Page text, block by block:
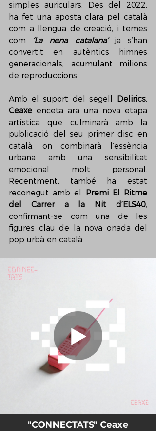
simples auriculars. Des del 2022,
ha fet una aposta clara pel català
com a llengua de creació, i temes
com
‘La nena catalana’ ja s’han
convertit en autèntics himnes
generacionals, acumulant milions
de reproduccions.
Amb el suport del segell Delirics
Ceaxe enceta ara una nova etapa
artística que culminarà amb la
publicació del seu primer disc en
català, on combinarà l’essència
urbana amb una sensibilitat
emocional molt personal.
Recentment, també ha estat
reconegut amb el
Premi El Ritme
del Carrer a la Nit d’ELS40,
confirmant-se com una de les
figures clau de la nova onada del
pop urbà en català.